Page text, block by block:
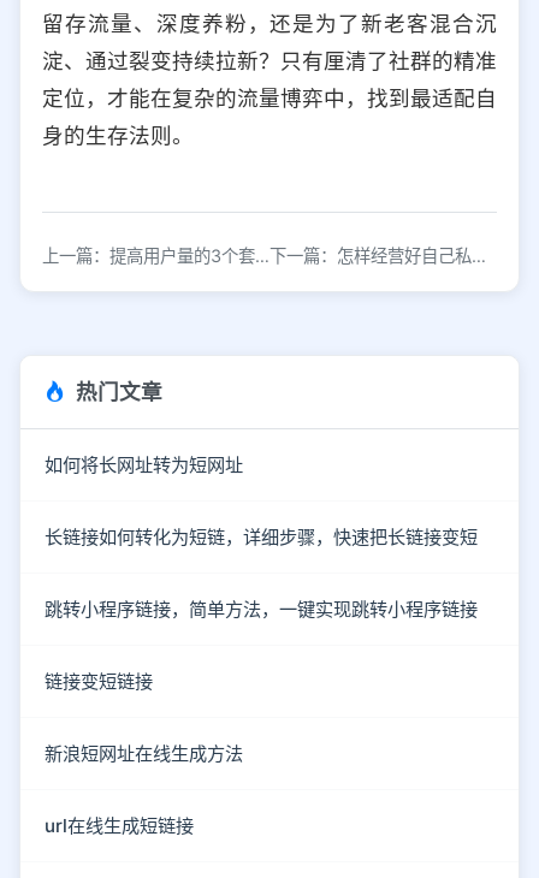
留存流量、深度养粉，还是为了新老客混合沉
淀、通过裂变持续拉新？只有厘清了社群的精准
定位，才能在复杂的流量博弈中，找到最适配自
身的生存法则。
上一篇：提高用户量的3个套路 下一篇：怎样经营好自己私域流量？
热门文章
如何将长网址转为短网址
长链接如何转化为短链，详细步骤，快速把长链接变短
跳转小程序链接，简单方法，一键实现跳转小程序链接
链接变短链接
新浪短网址在线生成方法
url在线生成短链接